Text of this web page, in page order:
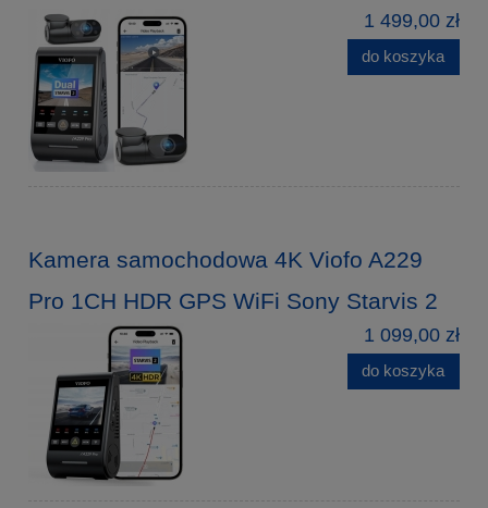
1 499,00 zł
do koszyka
Kamera samochodowa 4K Viofo A229
Pro 1CH HDR GPS WiFi Sony Starvis 2
1 099,00 zł
do koszyka